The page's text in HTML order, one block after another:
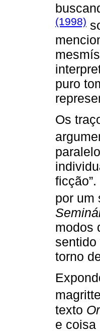
(1998)
puro
Os
por um
modos
torno
texto
e coisa